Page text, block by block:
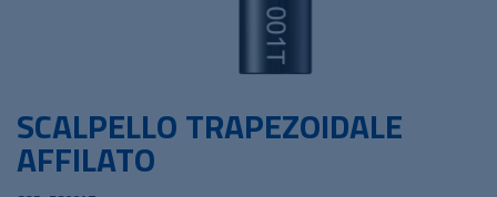
SCALPELLO TRAPEZOIDALE
AFFILATO